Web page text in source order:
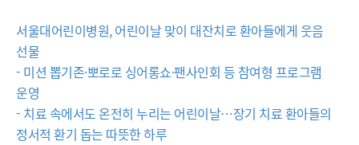
서울대어린이병원, 어린이날 맞이 대잔치로 환아들에게 웃음
선물
- 미션 뽑기존·뽀로로 싱어롱쇼·팬사인회 등 참여형 프로그램
운영
- 치료 속에서도 온전히 누리는 어린이날…장기 치료 환아들의
정서적 환기 돕는 따뜻한 하루